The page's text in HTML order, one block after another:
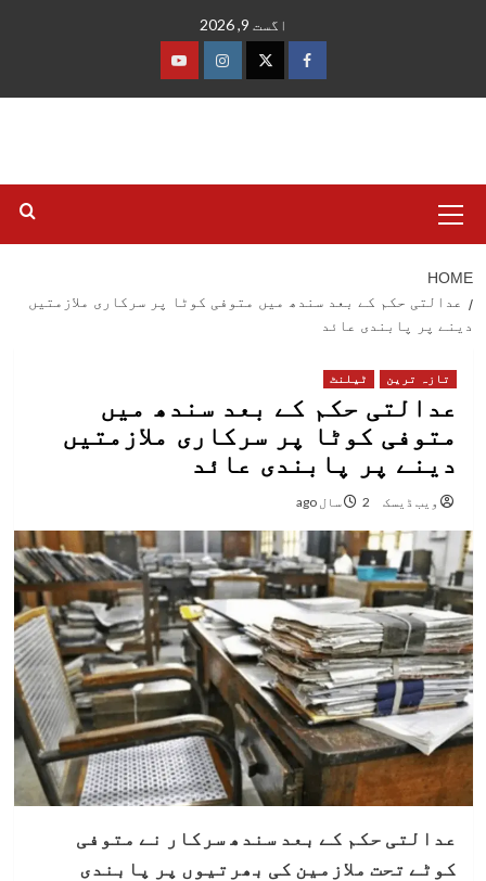
اگست 9, 2026
فیس
ٹوئٹرانسٹاگرام
یوٹیوب
Menu
HOME
عدالتی حکم کے بعد سندھ میں متوفی کوٹا پر سرکاری ملازمتیں
دینے پر پابندی عائد
تازہ ترین ٹیلنٹ
عدالتی حکم کے بعد سندھ میں
متوفی کوٹا پر سرکاری ملازمتیں
دینے پر پابندی عائد
ویب ڈیسک 2 سال ago
عدالتی حکم کے بعد سندھ سرکار نے متوفی
کوٹے تحت ملازمین کی بھرتیوں پر پابندی